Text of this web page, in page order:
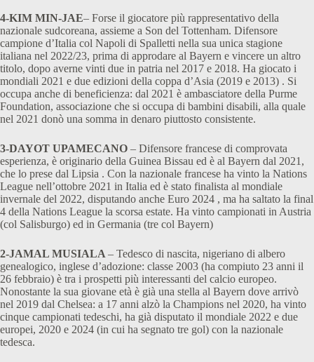
4-KIM MIN-JAE– Forse il giocatore più rappresentativo della
nazionale sudcoreana, assieme a Son del Tottenham. Difensore
campione d’Italia col Napoli di Spalletti nella sua unica stagione
italiana nel 2022/23, prima di approdare al Bayern e vincere un altro
titolo, dopo averne vinti due in patria nel 2017 e 2018. Ha giocato i
mondiali 2021 e due edizioni della coppa d’Asia (2019 e 2013) . Si
occupa anche di beneficienza: dal 2021 è ambasciatore della Purme
Foundation, associazione che si occupa di bambini disabili, alla quale
nel 2021 donò una somma in denaro piuttosto consistente.
3-DAYOT UPAMECANO – Difensore francese di comprovata
esperienza, è originario della Guinea Bissau ed è al Bayern dal 2021,
che lo prese dal Lipsia . Con la nazionale francese ha vinto la Nations
League nell’ottobre 2021 in Italia ed è stato finalista al mondiale
invernale del 2022, disputando anche Euro 2024 , ma ha saltato la final
4 della Nations League la scorsa estate. Ha vinto campionati in Austria
(col Salisburgo) ed in Germania (tre col Bayern)
2-JAMAL MUSIALA – Tedesco di nascita, nigeriano di albero
genealogico, inglese d’adozione: classe 2003 (ha compiuto 23 anni il
26 febbraio) è tra i prospetti più interessanti del calcio europeo.
Nonostante la sua giovane età è già una stella al Bayern dove arrivò
nel 2019 dal Chelsea: a 17 anni alzò la Champions nel 2020, ha vinto
cinque campionati tedeschi, ha già disputato il mondiale 2022 e due
europei, 2020 e 2024 (in cui ha segnato tre gol) con la nazionale
tedesca.